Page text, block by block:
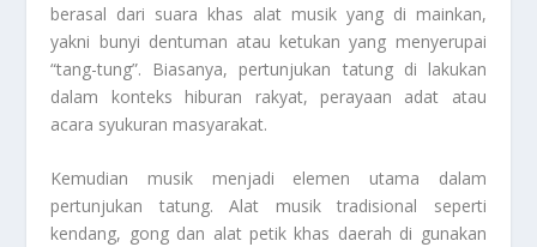
berasal dari suara khas alat musik yang di mainkan,
yakni bunyi dentuman atau ketukan yang menyerupai
“tang-tung”. Biasanya, pertunjukan tatung di lakukan
dalam konteks hiburan rakyat, perayaan adat atau
acara syukuran masyarakat.
Kemudian musik menjadi elemen utama dalam
pertunjukan tatung. Alat musik tradisional seperti
kendang, gong dan alat petik khas daerah di gunakan